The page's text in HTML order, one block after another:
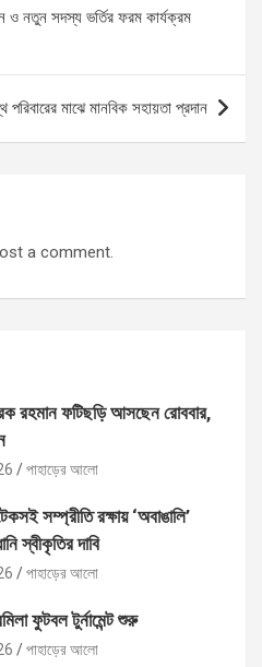
ও নতুন সদস্য ভর্তির ফরম কার্যক্রম
মাঝে মানবিক সহায়তা প্রদান
a comment.
রহমান ফটিছড়ি আসছেন রোববার,
পাহাড়ের আলো
সম্প্রীতি রক্ষায় ‘অবাঙালি’
স্বীকৃতির দাবি
পাহাড়ের আলো
ফুটবল টুর্নামেন্ট শুরু
পাহাড়ের আলো